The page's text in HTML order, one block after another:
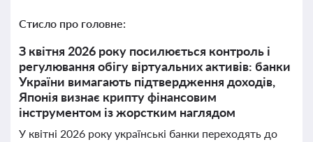
Стисло про головне:
З квітня 2026 року посилюється контроль і
регулювання обігу віртуальних активів: банки
України вимагають підтвердження доходів,
Японія визнає крипту фінансовим
інструментом із жорстким наглядом
У квітні 2026 року українські банки переходять до